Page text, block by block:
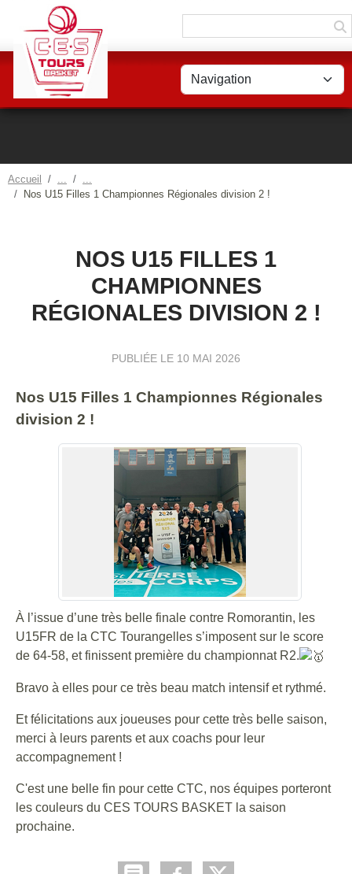
Accueil
Nos U15 Filles 1 Championnes Régionales division 2 !
NOS U15 FILLES 1
CHAMPIONNES
RÉGIONALES DIVISION 2 !
PUBLIÉE LE 10 MAI 2026
Nos U15 Filles 1 Championnes Régionales
division 2 !
À l’issue d’une très belle finale contre Romorantin, les
U15FR de la CTC Tourangelles s’imposent sur le score
de 64-58, et finissent première du championnat R2.
Bravo à elles pour ce très beau match intensif et rythmé.
Et félicitations aux joueuses pour cette très belle saison,
merci à leurs parents et aux coachs pour leur
accompagnement !
C'est une belle fin pour cette CTC, nos équipes porteront
les couleurs du CES TOURS BASKET la saison
prochaine.
Panneau de gestion des cookies